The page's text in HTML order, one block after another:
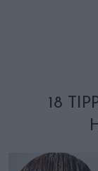
18